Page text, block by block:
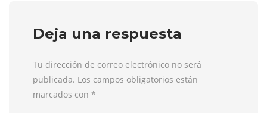
Deja una respuesta
Tu dirección de correo electrónico no será
publicada. Los campos obligatorios están
marcados con *